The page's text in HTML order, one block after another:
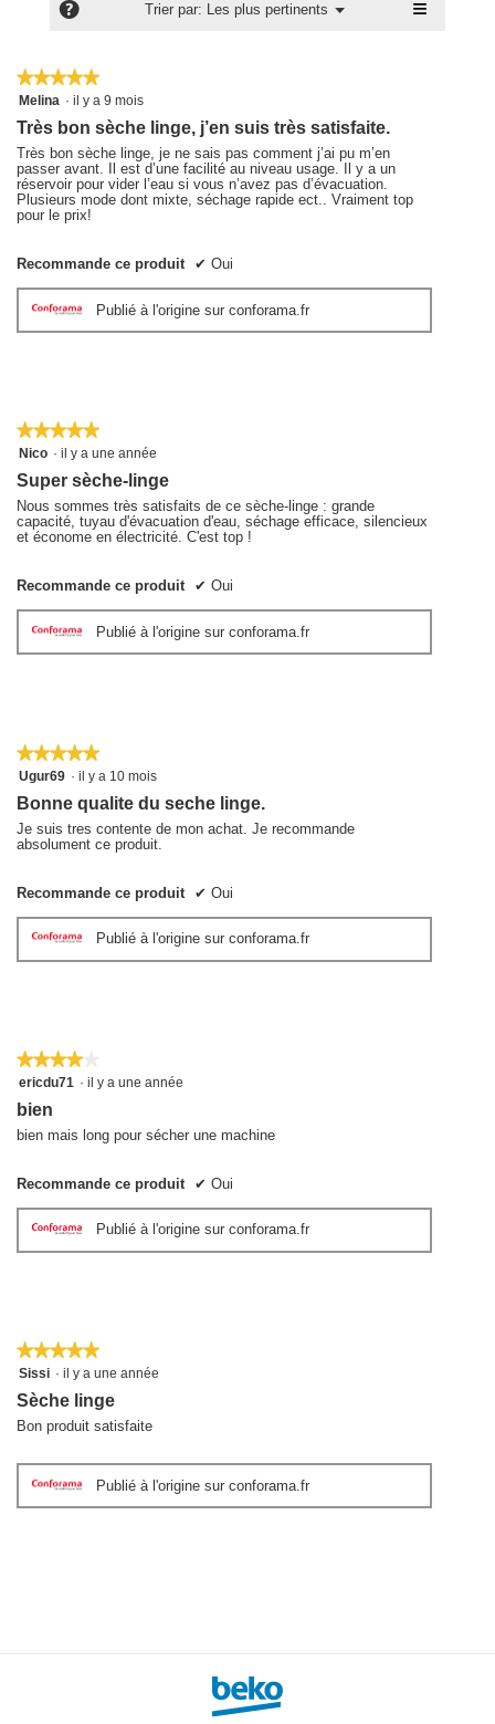
? Trier par: Les plus pertinents ▼
Menu ≡
★★★★★
★★★★★
5Melina · il y a 9 mois
Très bon sèche linge, j’en suis très satisfaite.
Très bon sèche linge, je ne sais pas comment j’ai pu m’en
passer avant. Il est d’une facilité au niveau usage. Il y a un
réservoir pour vider l’eau si vous n’avez pas d’évacuation.
Plusieurs mode dont mixte, séchage rapide ect.. Vraiment top
pour le prix!
Recommande ce produit ✔ Oui
Publié à l'origine sur conforama.fr
★★★★★
★★★★★
5
5
Nico · il y a une année
Super sèche-linge
Nous sommes très satisfaits de ce sèche-linge : grande
capacité, tuyau d'évacuation d'eau, séchage efficace, silencieux
et économe en électricité. C'est top !
Recommande ce produit ✔ Oui
Publié à l'origine sur conforama.fr
★★★★★
★★★★★
5
5
Ugur69 · il y a 10 mois
Bonne qualite du seche linge.
Je suis tres contente de mon achat. Je recommande
absolument ce produit.
Recommande ce produit ✔ Oui
Publié à l'origine sur conforama.fr
★★★★★
★★★★★
4
5
ericdu71 · il y a une année
bien
bien mais long pour sécher une machine
Recommande ce produit ✔ Oui
Publié à l'origine sur conforama.fr
★★★★★
★★★★★
5
5
Sissi · il y a une année
Sèche linge
Bon produit satisfaite
Publié à l'origine sur conforama.fr